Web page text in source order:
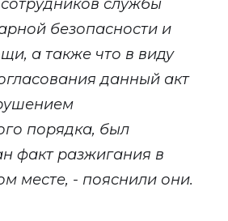
службы
безопасности и
а также что в виду
данный акт
порядка, был
факт разжигания в
месте, - пояснили они.